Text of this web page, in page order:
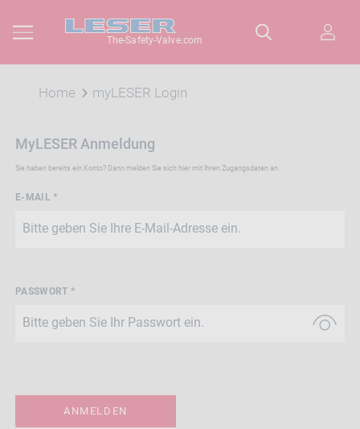
The-Safety-Valve.com
Home myLESER Login
MyLESER Anmeldung
Sie haben bereits ein Konto? Dann melden Sie sich hier mit Ihren Zugangsdaten an.
E-MAIL *
PASSWORT *